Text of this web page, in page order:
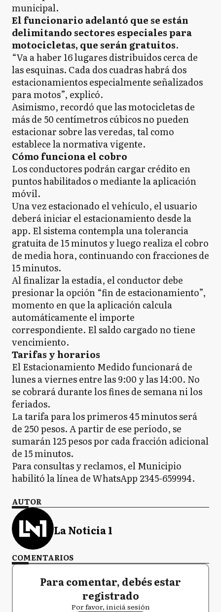
municipal.
El funcionario adelantó que se están
delimitando sectores especiales para
motocicletas, que serán gratuitos.
“Va a haber 16 lugares distribuidos cerca de
las esquinas. Cada dos cuadras habrá dos
estacionamientos especialmente señalizados
para motos”, explicó.
Asimismo, recordó que las motocicletas de
más de 50 centímetros cúbicos no pueden
estacionar sobre las veredas, tal como
establece la normativa vigente.
Cómo funciona el cobro
Los conductores podrán cargar crédito en
puntos habilitados o mediante la aplicación
móvil.
Una vez estacionado el vehículo, el usuario
deberá iniciar el estacionamiento desde la
app. El sistema contempla una tolerancia
gratuita de 15 minutos y luego realiza el cobro
de media hora, continuando con fracciones de
15 minutos.
Al finalizar la estadía, el conductor debe
presionar la opción “fin de estacionamiento”,
momento en que la aplicación calcula
automáticamente el importe
correspondiente. El saldo cargado no tiene
vencimiento.
Tarifas y horarios
El Estacionamiento Medido funcionará de
lunes a viernes entre las 9:00 y las 14:00. No
se cobrará durante los fines de semana ni los
feriados.
La tarifa para los primeros 45 minutos será
de 250 pesos. A partir de ese período, se
sumarán 125 pesos por cada fracción adicional
de 15 minutos.
Para consultas y reclamos, el Municipio
habilitó la línea de WhatsApp 2345-659994.
AUTOR
La Noticia 1
COMENTARIOS
Para comentar, debés estar
registrado
Por favor, iniciá sesión